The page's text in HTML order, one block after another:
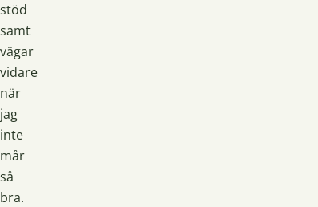
stöd
samt
vägar
vidare
när
jag
inte
mår
så
bra.